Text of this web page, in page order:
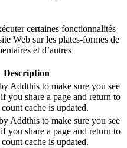
certaines fonctionnalités
Web sur les plates-formes de
et d’autres
Description
Addthis to make sure you see
you share a page and return to
cache is updated.
Addthis to make sure you see
you share a page and return to
cache is updated.